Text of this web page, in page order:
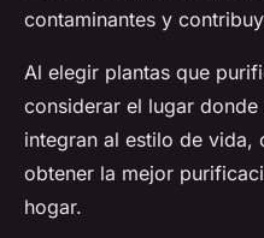
contaminantes y
Al elegir plantas que
considerar el lugar
integran al estilo de vida,
obtener la mejor
hogar.